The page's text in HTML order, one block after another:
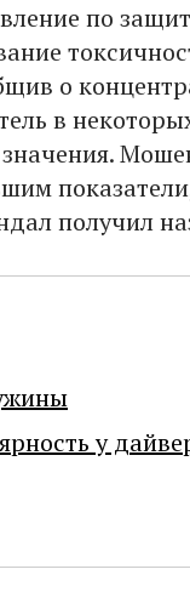
по
о
в
получил
у